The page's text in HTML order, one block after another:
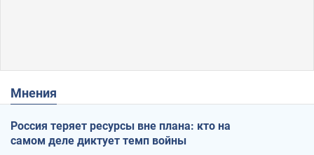
Мнения
Россия теряет ресурсы вне плана: кто на
самом деле диктует темп войны